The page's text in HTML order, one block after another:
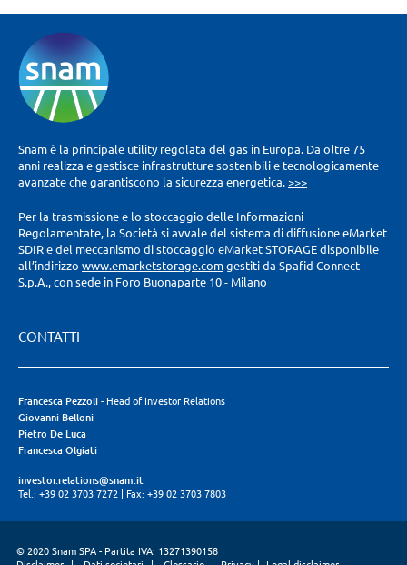
Snam è la principale utility regolata del gas in Europa. Da oltre 75
anni realizza e gestisce infrastrutture sostenibili e tecnologicamente
avanzate che garantiscono la sicurezza energetica. >>>
Per la trasmissione e lo stoccaggio delle Informazioni
Regolamentate, la Società si avvale del sistema di diffusione eMarket
SDIR e del meccanismo di stoccaggio eMarket STORAGE disponibile
all’indirizzo www.emarketstorage.com gestiti da Spafid Connect
S.p.A., con sede in Foro Buonaparte 10 - Milano
CONTATTI
Francesca Pezzoli - Head of Investor Relations
Giovanni Belloni
Pietro De Luca
Francesca Olgiati
investor.relations@snam.it
Tel.: +39 02 3703 7272
Fax: +39 02 3703 7803
© 2020 Snam SPA - Partita IVA: 13271390158